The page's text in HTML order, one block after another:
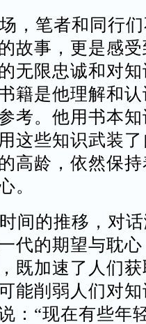
，笔者和同行
故事，更是感
无限忠诚和对
籍是他理解和
考。他用书本
这些知识武装
高龄，依然保
。
间的推移，对
代的期望与耽
既加速了人们
能削弱人们对
：“现在有些年